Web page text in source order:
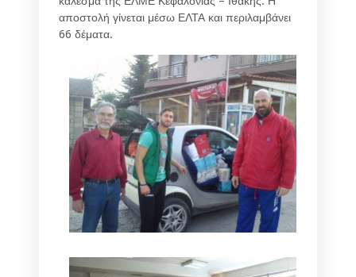
αποστολή γίνεται μέσω ΕΛΤΑ και περιλαμβάνει
66 δέματα.